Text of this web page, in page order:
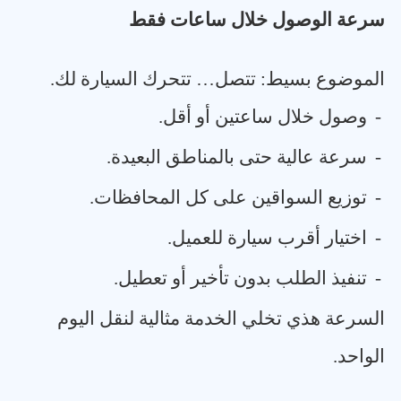
سرعة الوصول خلال ساعات فقط
الموضوع بسيط: تتصل… تتحرك السيارة لك.
- وصول خلال ساعتين أو أقل.
- سرعة عالية حتى بالمناطق البعيدة.
- توزيع السواقين على كل المحافظات.
-
اختيار أقرب سيارة للعميل.
- تنفيذ الطلب بدون تأخير أو تعطيل.
السرعة هذي تخلي الخدمة مثالية لنقل اليوم
الواحد.